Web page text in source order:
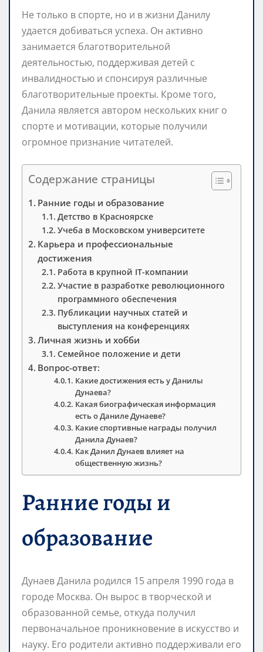
Не только в спорте, но и в жизни Данилу
удается добиваться успеха. Он активно
занимается благотворительной
деятельностью, поддерживая детей с
инвалидностью и спонсируя различные
благотворительные проекты. Кроме того,
Данила является автором нескольких книг о
спорте и мотивации, которые получили
огромное признание читателей.
Содержание страницы
Ранние годы и образование
Детство в Красноярске
Учеба в Московском университете
Карьера и профессиональные
достижения
Работа в крупной IT-компании
Участие в разработке революционного
программного обеспечения
Публикации научных статей и
выступления на конференциях
Личная жизнь и хобби
Семейное положение и дети
Вопрос-ответ:
Какие достижения есть у Данилы
Дунаева?
Какая биографическая информация
есть о Даниле Дунаеве?
Какие спортивные награды получил
Данила Дунаев?
Как Данил Дунаев влияет на
общественную жизнь?
Ранние годы и
образование
Дунаев Данила родился 15 апреля 1990 года в
городе Москва. Он вырос в творческой и
образованной семье, откуда получил
первоначальное проникновение в искусство и
науку. Его родители активно поддерживали его